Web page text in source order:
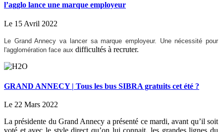
l’agglo lance une marque employeur
Le 15 Avril 2022
Le Grand Annecy va lancer sa marque employeur. Une nécessité pour
l'agglomération face aux difficultés à recruter.
GRAND ANNECY | Tous les bus SIBRA gratuits cet été ?
Le 22 Mars 2022
La présidente du Grand Annecy a présenté ce mardi, avant qu’il soit